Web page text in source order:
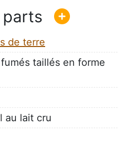
de terre
fumés taillés en forme
au lait cru